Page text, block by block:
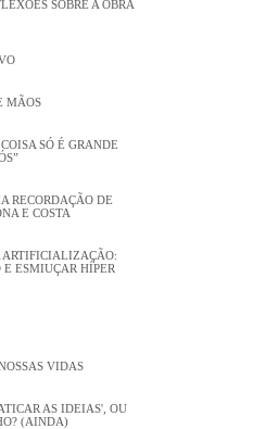
SOBRE A OBRA
MÃOS
SÓ É GRANDE
RECORDAÇÃO DE
E COSTA
ESMIUÇAR HÍPER
VIDAS
AS IDEIAS', OU
(AINDA)